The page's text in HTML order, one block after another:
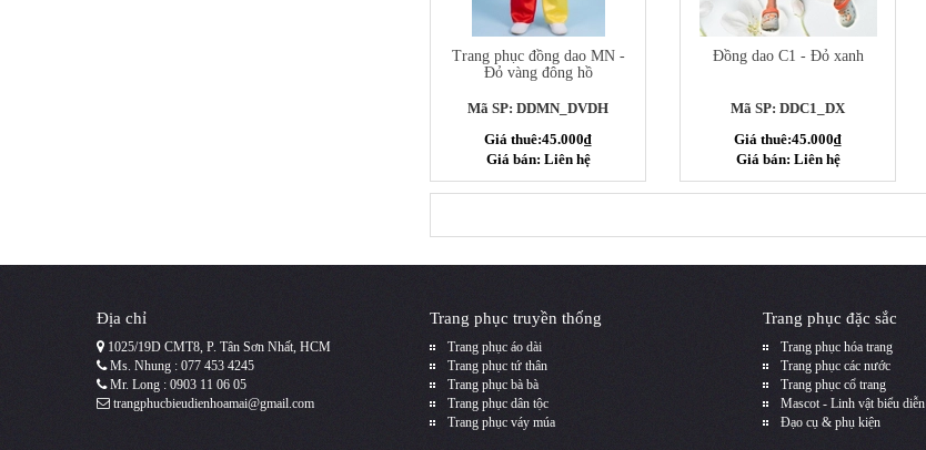
Trang phục đồng dao MN -
Đỏ vàng đông hồ
Mã SP: DDMN_DVDH
Giá thuê:45.000₫
Giá bán: Liên hệ
Đồng dao C1 - Đỏ xanh
Mã SP: DDC1_DX
Giá thuê:45.000₫
Giá bán: Liên hệ
Địa chỉ
1025/19D CMT8, P. Tân Sơn Nhất, HCM
Ms. Nhung : 077 453 4245
Mr. Long : 0903 11 06 05
trangphucbieudienhoamai@gmail.com
Trang phục truyền thống
Trang phục áo dài
Trang phục tứ thân
Trang phục bà bà
Trang phục dân tộc
Trang phục váy múa
Trang phục đặc sắc
Trang phục hóa trang
Trang phục các nước
Trang phục cổ trang
Mascot - Linh vật biểu diễn
Đạo cụ & phụ kiện